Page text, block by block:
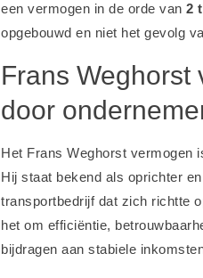
een vermogen in de orde van 2
opgebouwd en niet het gevolg
Frans Weghorst
door
Het Frans Weghorst vermogen
Hij staat bekend als oprichter
transportbedrijf dat zich richtte
het om efficiëntie,
bijdragen aan stabiele